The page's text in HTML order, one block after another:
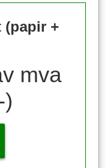
(papir +
mva
)